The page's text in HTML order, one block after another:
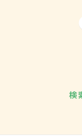
検